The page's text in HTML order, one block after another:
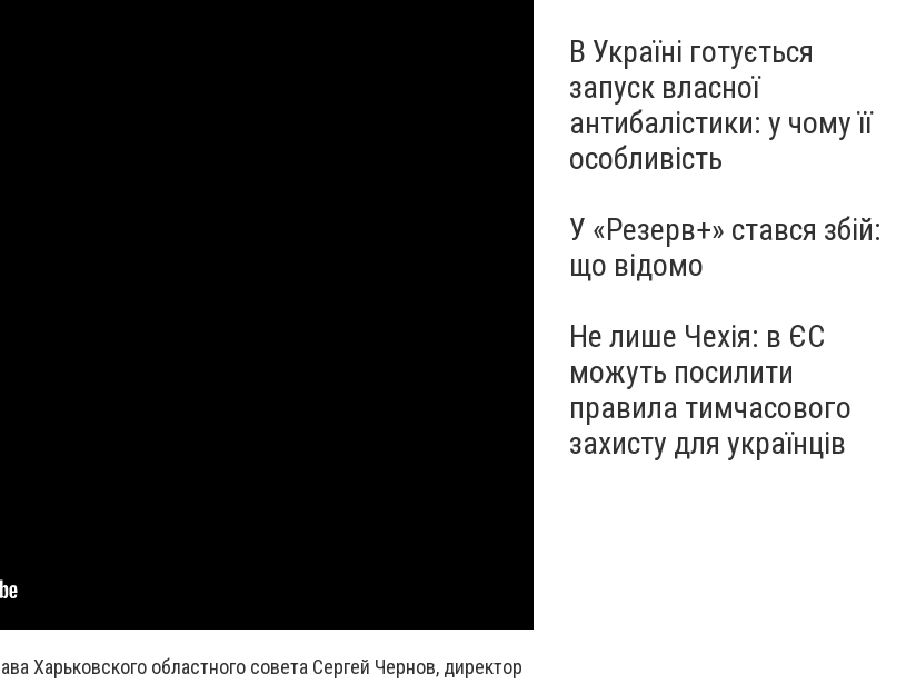
Харьковского областного совета Сергей Чернов, директор
В Україні готується
запуск власної
антибалістики: у чому її
особливість
У «Резерв+» стався збій:
що відомо
Не лише Чехія: в ЄС
можуть посилити
правила тимчасового
захисту для українців